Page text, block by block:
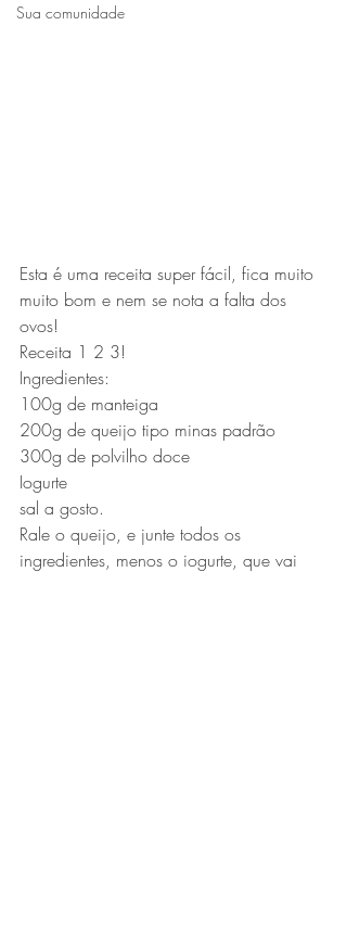
Sua comunidade
Esta é uma receita super fácil, fica muito
muito bom e nem se nota a falta dos
ovos!
Receita 1 2 3!
Ingredientes:
100g de manteiga
200g de queijo tipo minas padrão
300g de polvilho doce
Iogurte
sal a gosto.
Rale o queijo, e junte todos os
ingredientes, menos o iogurte, que vai